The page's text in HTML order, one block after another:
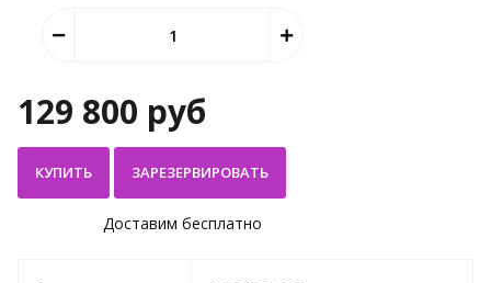
129 800 руб
КУПИТЬ
Доставим бесплатно